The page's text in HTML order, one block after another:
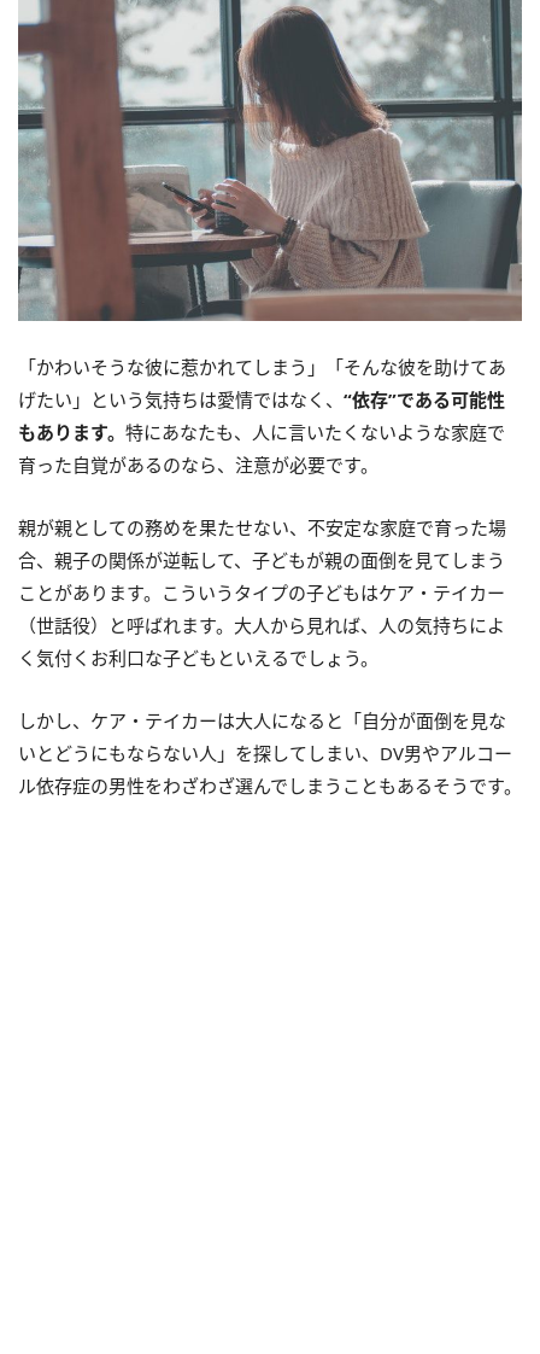
「かわいそうな彼に惹かれてしまう」「そんな彼を助けてあ
げたい」という気持ちは愛情ではなく、 “依存”である可能性
もあります。 特にあなたも、人に言いたくないような家庭で
育った自覚があるのなら、注意が必要です。
親が親としての務めを果たせない、不安定な家庭で育った場
合、親子の関係が逆転して、子どもが親の面倒を見てしまう
ことがあります。こういうタイプの子どもはケア・テイカー
（世話役）と呼ばれます。大人から見れば、人の気持ちによ
く気付くお利口な子どもといえるでしょう。
しかし、ケア・テイカーは大人になると「自分が面倒を見な
いとどうにもならない人」を探してしまい、DV男やアルコー
ル依存症の男性をわざわざ選んでしまうこともあるそうです。